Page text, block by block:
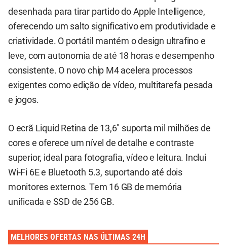
desenhada para tirar partido do Apple Intelligence,
oferecendo um salto significativo em produtividade e
criatividade. O portátil mantém o design ultrafino e
leve, com autonomia de até 18 horas e desempenho
consistente. O novo chip M4 acelera processos
exigentes como edição de vídeo, multitarefa pesada
e jogos.
O ecrã Liquid Retina de 13,6" suporta mil milhões de
cores e oferece um nível de detalhe e contraste
superior, ideal para fotografia, vídeo e leitura. Inclui
Wi-Fi 6E e Bluetooth 5.3, suportando até dois
monitores externos. Tem 16 GB de memória
unificada e SSD de 256 GB.
MELHORES OFERTAS NAS ÚLTIMAS 24H